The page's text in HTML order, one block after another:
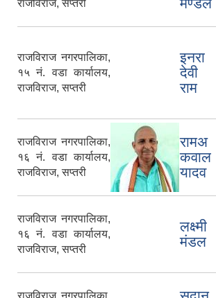
राजविराज, सप्तरी
राजविराज नगरपालिका,
१५ नं. वडा कार्यालय,
राजविराज, सप्तरी
इनरा
देवी
राम
राजविराज नगरपालिका,
१६ नं. वडा कार्यालय,
राजविराज, सप्तरी
रामअ
कवाल
यादव
राजविराज नगरपालिका,
१६ नं. वडा कार्यालय,
राजविराज, सप्तरी
लक्ष्मी
मंडल
राजविराज नगरपालिका,